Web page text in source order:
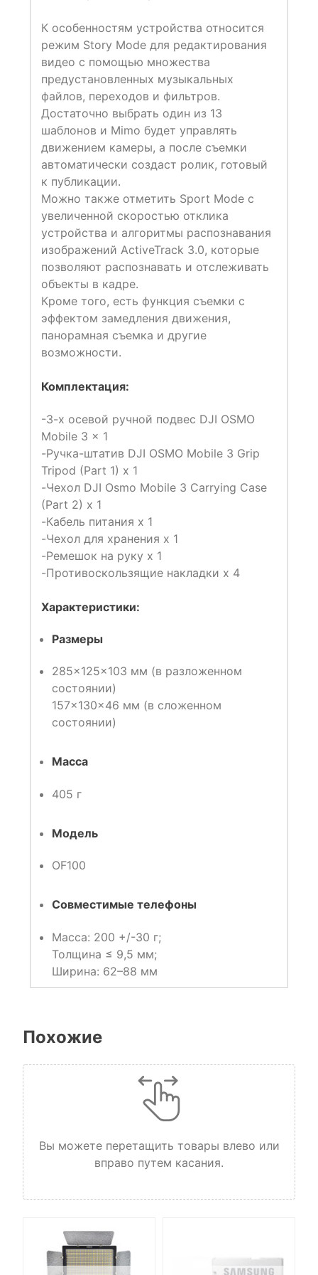
К особенностям устройства относится
режим Story Mode для редактирования
видео с помощью множества
предустановленных музыкальных
файлов, переходов и фильтров.
Достаточно выбрать один из 13
шаблонов и Mimo будет управлять
движением камеры, а после съемки
автоматически создаст ролик, готовый
к публикации.
Можно также отметить Sport Mode с
увеличенной скоростью отклика
устройства и алгоритмы распознавания
изображений ActiveTrack 3.0, которые
позволяют распознавать и отслеживать
объекты в кадре.
Кроме того, есть функция съемки с
эффектом замедления движения,
панорамная съемка и другие
возможности.
Комплектация:
-3-х осевой ручной подвес DJI OSMO
Mobile 3 x 1
-Ручка-штатив DJI OSMO Mobile 3 Grip
Tripod (Part 1) x 1
-Чехол DJI Osmo Mobile 3 Carrying Case
(Part 2) x 1
-Кабель питания x 1
-Чехол для хранения x 1
-Ремешок на руку x 1
-Противоскользящие накладки x 4
Характеристики:
Размеры
285×125×103 мм (в разложенном
состоянии)
157×130×46 мм (в сложенном
состоянии)
Масса
405 г
Модель
OF100
Совместимые телефоны
Масса: 200 +/-30 г;
Толщина ≤ 9,5 мм;
Ширина: 62–88 мм
Похожие
Вы можете перетащить товары влево или
вправо путем касания.